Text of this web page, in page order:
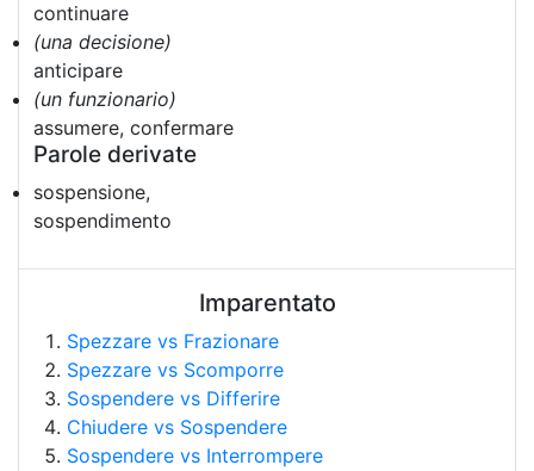
continuare
(una decisione)
anticipare
(un funzionario)
assumere, confermare
Parole derivate
sospensione,
sospendimento
Imparentato
Spezzare vs Frazionare
Spezzare vs Scomporre
Sospendere vs Differire
Chiudere vs Sospendere
Sospendere vs Interrompere